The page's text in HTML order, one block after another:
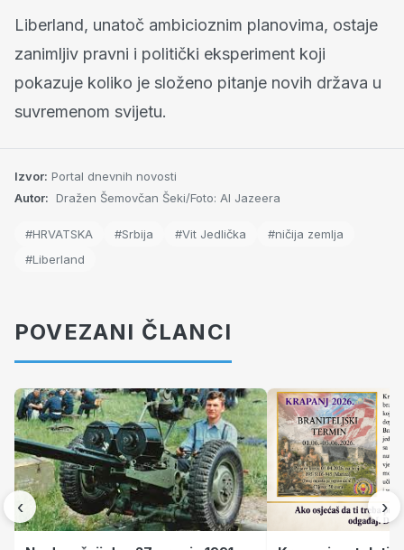
Liberland, unatoč ambicioznim planovima, ostaje
zanimljiv pravni i politički eksperiment koji
pokazuje koliko je složeno pitanje novih država u
suvremenom svijetu.
Izvor: Portal dnevnih novosti
Autor: Dražen Šemovčan Šeki/Foto: Al Jazeera
#HRVATSKA #Srbija #Vit Jedlička
#ničija zemlja
#Liberland
POVEZANI ČLANCI
‹ ›